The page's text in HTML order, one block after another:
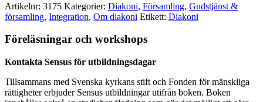
Artikelnr: 3175 Kategorier: Diakoni, Församling, Gudstjänst &
församling, Integration, Om diakoni Etikett: Diakoni
Föreläsningar och workshops
Kontakta Sensus för utbildningsdagar
Tillsammans med Svenska kyrkans stift och Fonden för mänskliga
rättigheter erbjuder Sensus utbildningar utifrån boken. Boken